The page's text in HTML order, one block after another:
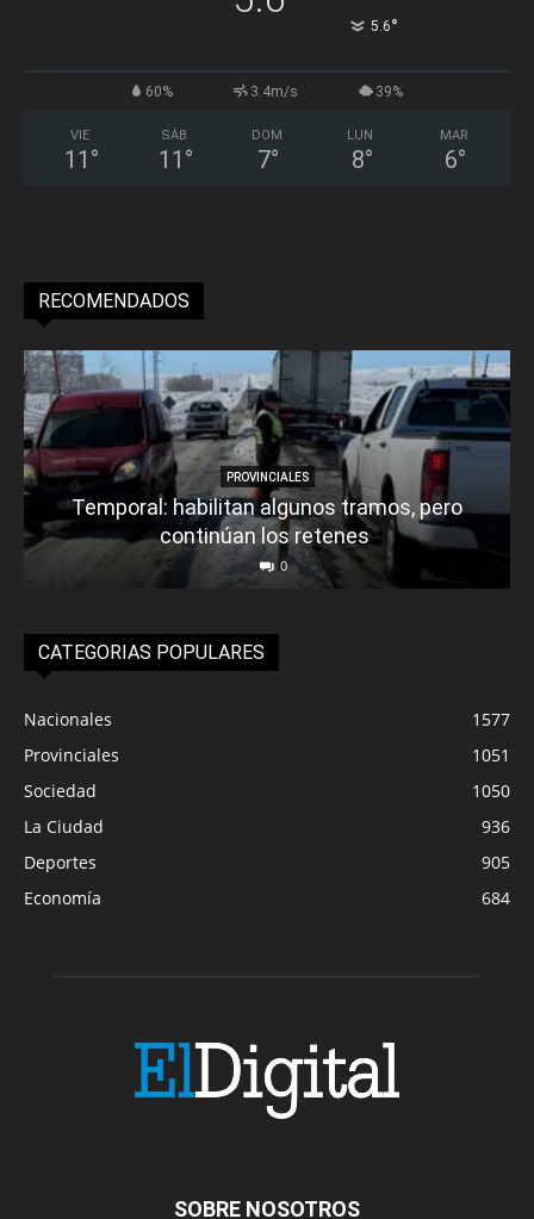
5.6°
60% 3.4m/s 39%
VIE
11 °
SÁB
11 °
DOM
7°
LUN
8°
MAR
6°
RECOMENDADOS
PROVINCIALES
Temporal: habilitan algunos tramos, pero
continúan los retenes
0
CATEGORIAS POPULARES
Nacionales
1577
Provinciales
1051
Sociedad
1050
La Ciudad
936
Deportes
905
Economía
684
SOBRE NOSOTROS